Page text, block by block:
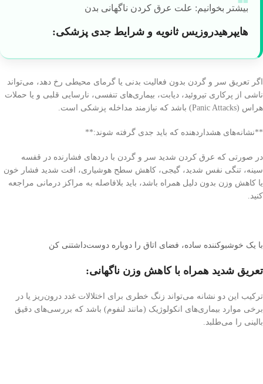
بیشتر بخوانیم: علت عرق كردن ناگهانی بدن
هایپرهیدروزیس ثانویه و شرایط جدی پزشکی:
اگر تعریق سر و گردن بدون فعالیت بدنی یا گرمای محیطی رخ دهد، می‌تواند
ناشی از پرکاری تیروئید، دیابت، بیماری‌های تنفسی، نارسایی قلبی و یا حملات
هراس (Panic Attacks) باشد که نیازمند مداخله پزشکی است.
**نشانه‌های هشداردهنده که باید جدی گرفته شوند:**
در صورتی که عرق کردن شدید سر و گردن با دردهای فشارنده در قفسه
سینه، تنگی نفس شدید، گیجی، کاهش سطح هوشیاری، افت شدید فشار خون
یا کاهش وزن بدون دلیل همراه باشد، باید بلافاصله به مراکز درمانی مراجعه
کنید.
با یک خوشبوکننده ساده، فضای اتاق را دوباره دوست‌داشتنی کن
تعریق شدید همراه با کاهش وزن ناگهانی:
ترکیب این دو نشانه می‌تواند زنگ خطری برای اختلالات غدد درون‌ریز یا در
برخی موارد بیماری‌های انکولوژیک (مانند لنفوم) باشد که بررسی‌های دقیق
بالینی را می‌طلبد.